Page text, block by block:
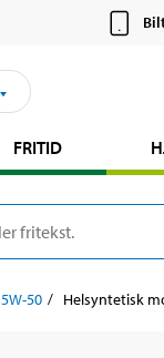
FRITID
5W-50 Helsyntetisk